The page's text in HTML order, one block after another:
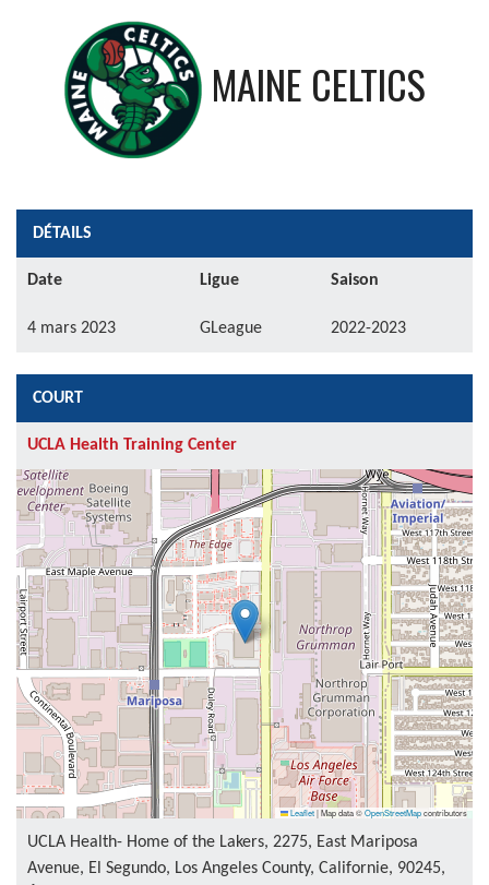
MAINE CELTICS
DÉTAILS
Date Ligue Saison
4 mars 2023 GLeague 2022-2023
COURT
UCLA Health Training Center
Leaflet|Map data ©OpenStreetMapcontributors
UCLA Health- Home of the Lakers, 2275, East Mariposa
Avenue, El Segundo, Los Angeles County, Californie, 90245,